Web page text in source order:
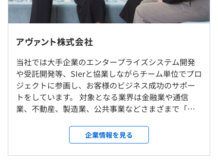
◆声が届く、ボトムアップ型の会社
社員の声を積極的に受け入れる文化があり、年齢・社歴に
が根付いています。
気軽に相談し合える仲間がいる／意見を言いやすい空気が
ある。そんな“人間関係の安心感”が自慢です！
・社員発案での業務改善や制度づくり
・フラットな人間関係とコミュニケーションのしやすさ
・社内イベントや勉強会を通じた交流・挑戦の場が豊富
東京都新宿区西新宿6-3-1 新宿アイランドウィング6階
【西新宿オフィス】
◆本社（東京都中野区）／西新宿オフィスまたは一都三県
のクライアント先での勤務となります。
※リモートワークの可否は、プロジェクトにより異なりま
す。
必須。海外や地方からの完全フルリモート不可。
※社内は日本語でのコミュニケーションとなり、面談／面
接も日本語での実施です。
10:00〜19:00（実働8時間）
※クライアント先により異なります。
※専門業務型裁量労働制の場合もあり（みなし労働時間：
アヴァント株式会社
当社では大手企業のエンタープライズシステム開発
や受託開発等、SIerと協業しながらチーム単位でプロ
ジェクトに参画し、お客様のビジネス成功のサポー
トをしています。 対象となる業界は金融業や通信
業、不動産、製造業、公共事業などさまざまで「ス
テム開発をゴールとせず、お客様のビジネス成功の
ために何が必要かを最優先にしたシステム開発をお
こなっております。 お客様やチームの仲間を尊重
企業情報を見る